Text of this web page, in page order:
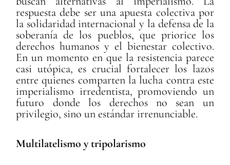
respuesta debe ser una apuesta colectiva por
la solidaridad internacional y la defensa de la
soberanía de los pueblos, que priorice los
derechos humanos y el bienestar colectivo.
En un momento en que la resistencia parece
casi utópica, es crucial fortalecer los lazos
entre quienes comparten la lucha contra este
imperialismo irredentista, promoviendo un
futuro donde los derechos no sean un
privilegio, sino un estándar irrenunciable.
Multilatelismo y tripolarismo